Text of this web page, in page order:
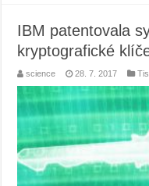
IBM patentovala
kryptografické
science 28. 7. 2017